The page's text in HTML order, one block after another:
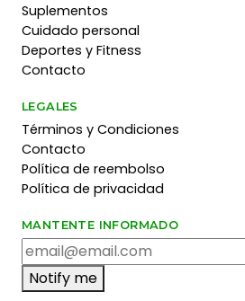
Suplementos
Cuidado personal
Deportes y Fitness
Contacto
LEGALES
Términos y Condiciones
Contacto
Política de reembolso
Política de privacidad
MANTENTE INFORMADO
Notify me